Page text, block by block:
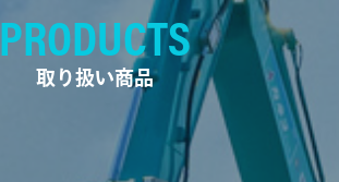
PRODUCTS
取り扱い商品